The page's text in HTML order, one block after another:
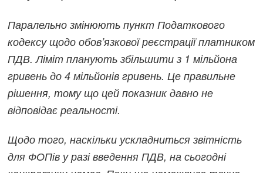
Паралельно змінюють пункт Податкового
кодексу щодо обов’язкової реєстрації платником
ПДВ. Ліміт планують збільшити з 1 мільйона
гривень до 4 мільйонів гривень. Це правильне
рішення, тому що цей показник давно не
відповідає реальності.
Щодо того, наскільки ускладниться звітність
для ФОПів у разі введення ПДВ, на сьогодні